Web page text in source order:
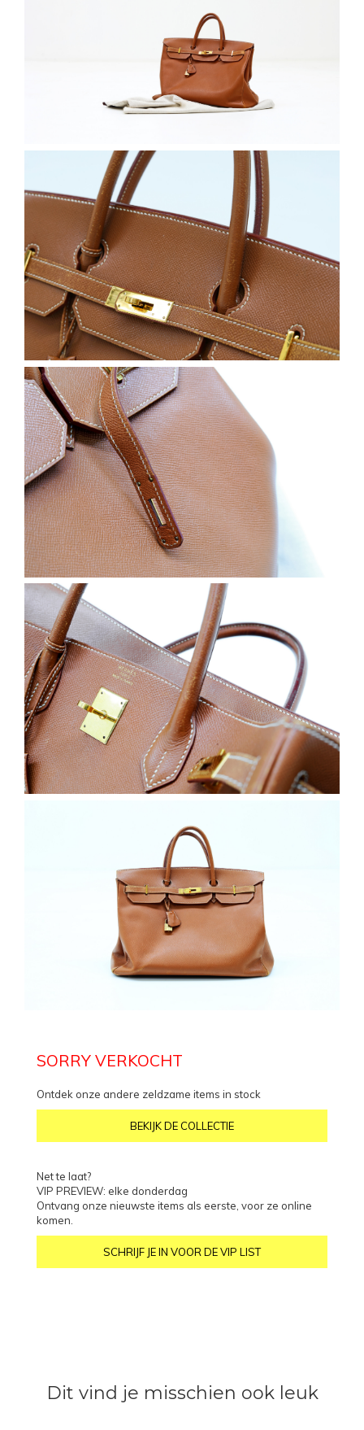
SORRY VERKOCHT
Ontdek onze andere zeldzame items in stock
BEKIJK DE COLLECTIE
Net te laat?
VIP PREVIEW: elke donderdag
Ontvang onze nieuwste items als eerste, voor ze online
komen.
SCHRIJF JE IN VOOR DE VIP LIST
Dit vind je misschien ook leuk